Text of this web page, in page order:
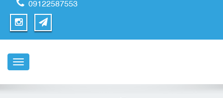
09122587553
ناوبری